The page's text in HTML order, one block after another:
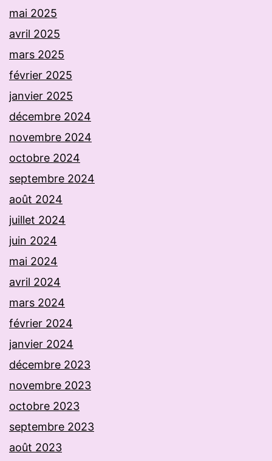
mai 2025
avril 2025
mars 2025
février 2025
janvier 2025
décembre 2024
novembre 2024
octobre 2024
septembre 2024
août 2024
juillet 2024
juin 2024
mai 2024
avril 2024
mars 2024
février 2024
janvier 2024
décembre 2023
novembre 2023
octobre 2023
septembre 2023
août 2023